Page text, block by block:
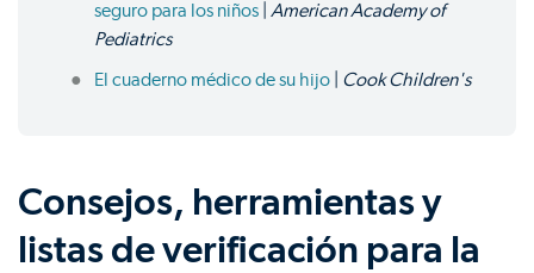
seguro para los niños
American Academy of
Pediatrics
El cuaderno médico de su hijo Cook Children's
Consejos, herramientas y
listas de verificación para la